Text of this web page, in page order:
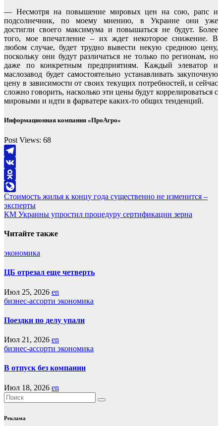
— Несмотря на повышение мировых цен на сою, рапс и
подсолнечник, по моему мнению, в Украине они уже
достигли своего максимума и повышаться не будут. Более
того, мое впечатление – их ждет некоторое снижение. В
любом случае, будет трудно вывести некую среднюю цену,
поскольку они будут различаться не только по регионам, но
даже по конкретным предприятиям. Каждый элеватор и
маслозавод будет самостоятельно устанавливать закупочную
цену в зависимости от своих текущих потребностей, и сейчас
сложно говорить, насколько эти цены будут коррелироваться с
мировыми и идти в фарватере каких-то общих тенденций.
Информационная компания «ПроАгро»
Post Views: 68
Telegram
VK
Odnoklassniki
LiveJournal
Навигация
по
Стоимость жилья к концу года существенно не изменится –
эксперты
КМ Украины упростил процедуру сертификации зерна
Читайте также
экономика
ЦБ отрезал еще четверть
Июл 25, 2026 en
бизнес-ассорти экономика
Поездки по делу упали
Июл 21, 2026 en
бизнес-ассорти экономика
В отпуск без компании
Июл 18, 2026 en
Реклама